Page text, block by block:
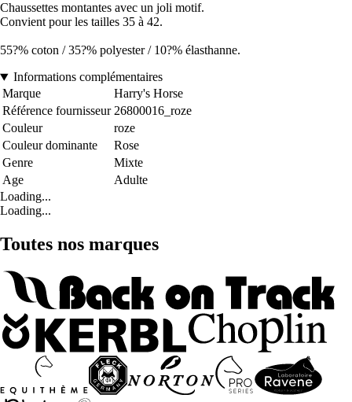
Chaussettes montantes avec un joli motif.
Convient pour les tailles 35 à 42.
55?% coton / 35?% polyester / 10?% élasthanne.
Informations complémentaires
Marque
Harry's Horse
Référence fournisseur 26800016_roze
Couleur
roze
Couleur dominante
Rose
Genre
Mixte
Age
Adulte
Loading...
Loading...
Toutes nos marques